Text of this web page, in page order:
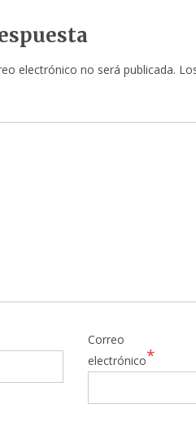
electrónico no será publicada.
Correo
electrónico*